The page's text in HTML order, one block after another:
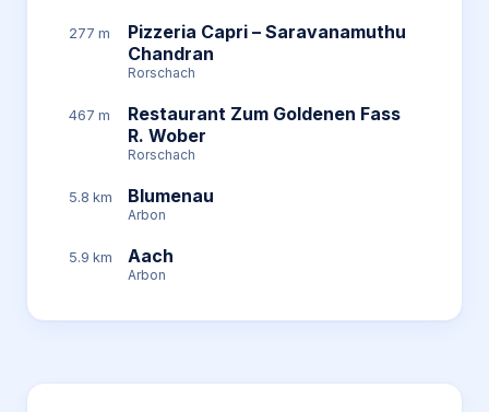
277 m
Pizzeria Capri – Saravanamuthu
Chandran
Rorschach
467 m
Restaurant Zum Goldenen Fass
R. Wober
Rorschach
5.8 km Blumenau
Arbon
5.9 km Aach
Arbon